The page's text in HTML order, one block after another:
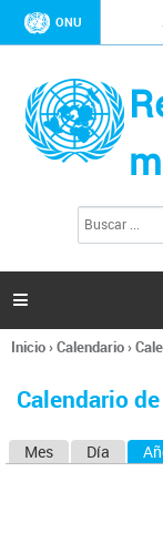
ONU
l
s

Se
usted
Inicio›Calendario›
Calendario
Mes Día